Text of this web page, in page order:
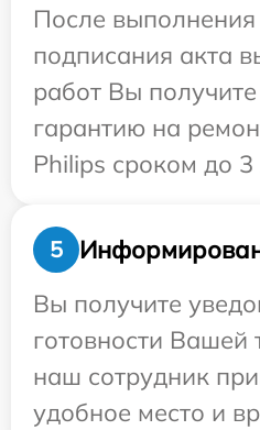
После выполнения
подписания акта
работ Вы
гарантию на
Philips сроком до 3
5
Вы получите
готовности Вашей
наш сотрудник
удобное место и